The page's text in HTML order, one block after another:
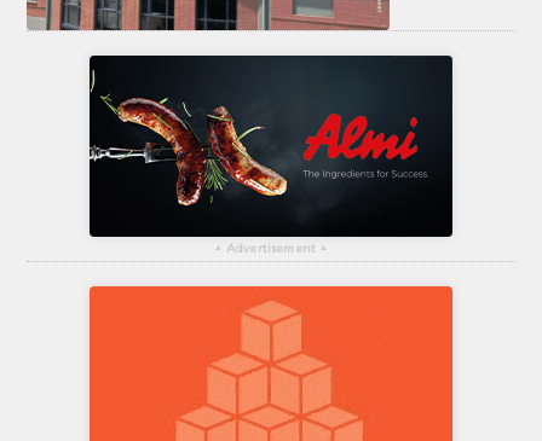
▴ Advertisement ▴